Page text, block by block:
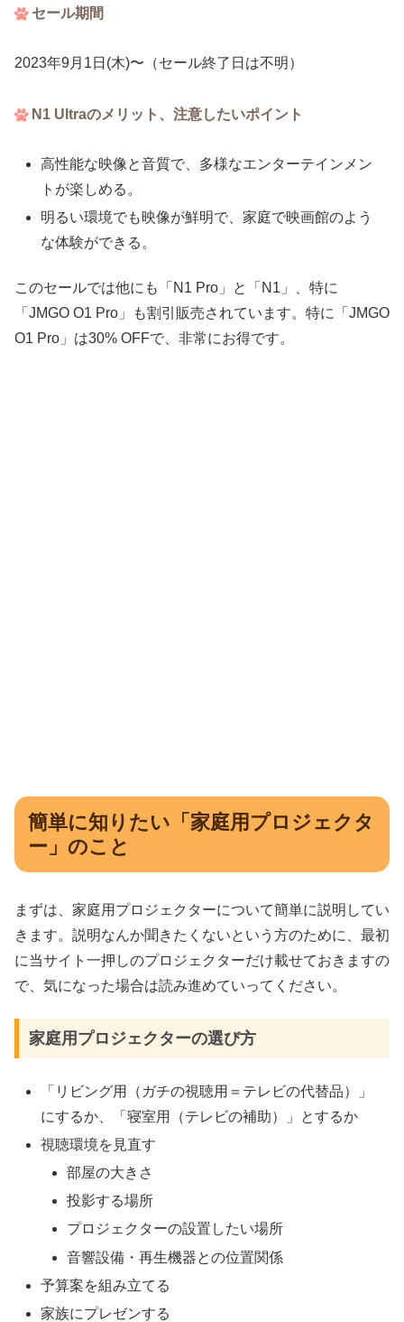
セール期間
2023年9月1日(木)〜（セール終了日は不明）
N1 Ultraのメリット、注意したいポイント
高性能な映像と音質で、多様なエンターテインメン
トが楽しめる。
明るい環境でも映像が鮮明で、家庭で映画館のよう
な体験ができる。
このセールでは他にも「N1 Pro」と「N1」、特に
「JMGO O1 Pro」も割引販売されています。特に「JMGO
O1 Pro」は30% OFFで、非常にお得です。
簡単に知りたい「家庭用プロジェクタ
ー」のこと
まずは、家庭用プロジェクターについて簡単に説明してい
きます。説明なんか聞きたくないという方のために、最初
に当サイト一押しのプロジェクターだけ載せておきますの
で、気になった場合は読み進めていってください。
家庭用プロジェクターの選び方
「リビング用（ガチの視聴用＝テレビの代替品）」
にするか、「寝室用（テレビの補助）」とするか
視聴環境を見直す
部屋の大きさ
投影する場所
プロジェクターの設置したい場所
音響設備・再生機器との位置関係
予算案を組み立てる
家族にプレゼンする